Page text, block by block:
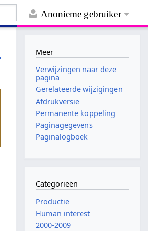
Anonieme gebruiker
Meer
Verwijzingen naar deze
pagina
Gerelateerde wijzigingen
Afdrukversie
Permanente koppeling
Paginagegevens
Paginalogboek
Categorieën
Productie
Human interest
2000-2009